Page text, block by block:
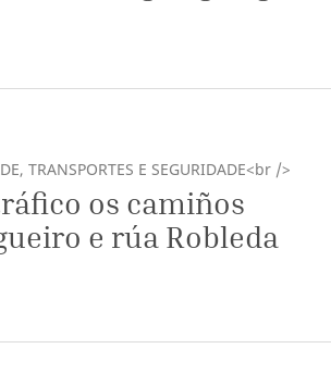
TRANSPORTES E SEGURIDADE<br />
os camiños
e rúa Robleda